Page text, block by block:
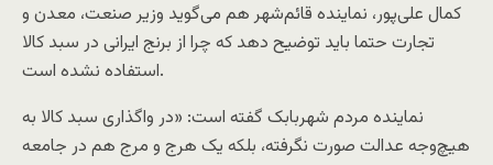
کمال علی‌پور، نماینده قائم‌شهر هم می‌گوید وزیر صنعت، معدن و
تجارت حتما باید توضیح دهد که چرا از برنج ایرانی در سبد کالا
استفاده نشده است.
نماینده مردم شهربابک گفته است: «در واگذاری سبد کالا به
هیچ‌وجه عدالت صورت نگرفته، بلکه یک هرج و مرج هم در جامعه